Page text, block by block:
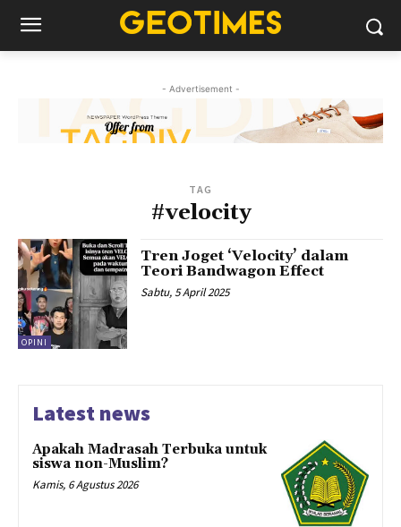
- Advertisement -
TAG
#velocity
OPINI
Tren Joget ‘Velocity’ dalam
Teori Bandwagon Effect
Sabtu, 5 April 2025
Latest news
Apakah Madrasah Terbuka untuk
siswa non-Muslim?
Kamis, 6 Agustus 2026